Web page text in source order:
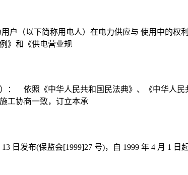
户（以下简称用电人）在电力供应与 使用中的
》和《供电营业规
依照《中华人民共和国民法典》、《中华人民
工协商一致，订立本承
日发布(保监会[1999]27 号)，自 1999 年 4 月 1